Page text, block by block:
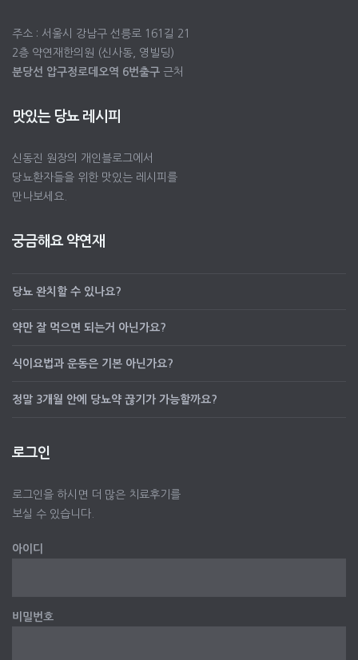
주소 : 서울시 강남구 선릉로 161길 21
2층 약연재한의원 (신사동, 영빌딩)
분당선 압구정로데오역 6번출구 근처
맛있는 당뇨 레시피
신동진 원장의 개인블로그에서
당뇨환자들을 위한 맛있는 레시피를
만나보세요.
궁금해요 약연재
당뇨 완치할 수 있나요?
약만 잘 먹으면 되는거 아닌가요?
식이요법과 운동은 기본 아닌가요?
정말 3개월 안에 당뇨약 끊기가 가능할까요?
로그인
로그인을 하시면 더 많은 치료후기를
보실 수 있습니다.
아이디
비밀번호